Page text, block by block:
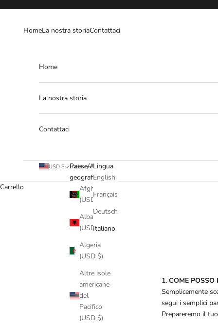
HomeLa nostra storiaContattaci
Home
La nostra storia
Contattaci
USD $
Paese/Area
geografica
Afghanistan
Albania
(USD $)
Algeria
(USD $)
Altre isole
americane
del
Pacifico
(USD $)
Italiano
Lingua
English
Français
Deutsch
Italiano
Carrello
1. COME POSSO
Semplicemente
segui i semplici
Prepareremo il